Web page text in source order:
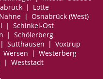
Lotte
Nahne
Osnabrück (West)
Schinkel-Ost
Schölerberg
Sutthausen
Voxtrup
Wersen
Westerberg
Weststadt